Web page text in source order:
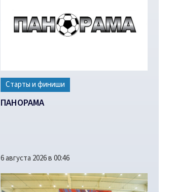
Старты и финиши
ПАНОРАМА
6 августа 2026 в 00:46